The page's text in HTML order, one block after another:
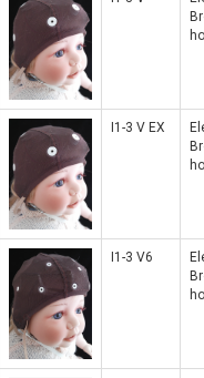
I1-3 V EX
I1-3 V6